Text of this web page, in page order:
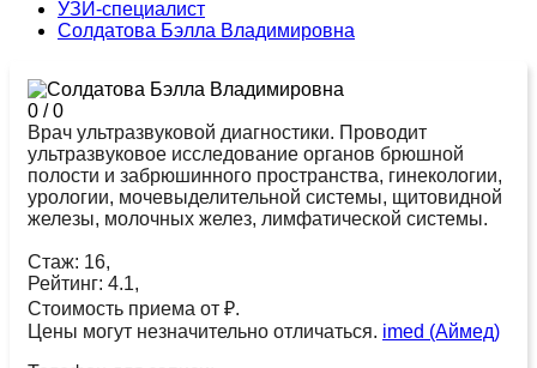
УЗИ-специалист
Солдатова Бэлла Владимировна
0 /0
Врач ультразвуковой диагностики. Проводит
ультразвуковое исследование органов брюшной
полости и забрюшинного пространства, гинекологии,
урологии, мочевыделительной системы, щитовидной
железы, молочных желез, лимфатической системы.
Стаж: 16,
Рейтинг: 4.1,
Стоимость приема от ₽.
Цены могут незначительно отличаться. imed (Аймед)